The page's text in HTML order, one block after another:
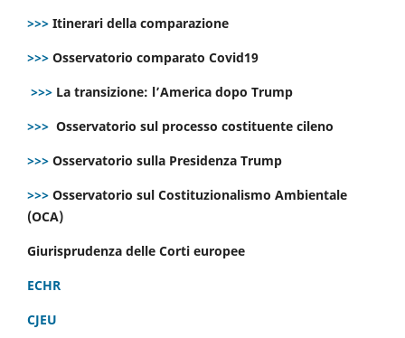
>>> Itinerari della comparazione
>>> Osservatorio comparato Covid19
>>> La transizione: l’America dopo Trump
>>> Osservatorio sul processo costituente cileno
>>> Osservatorio sulla Presidenza Trump
>>> Osservatorio sul Costituzionalismo Ambientale
(OCA)
Giurisprudenza delle Corti europee
ECHR
CJEU